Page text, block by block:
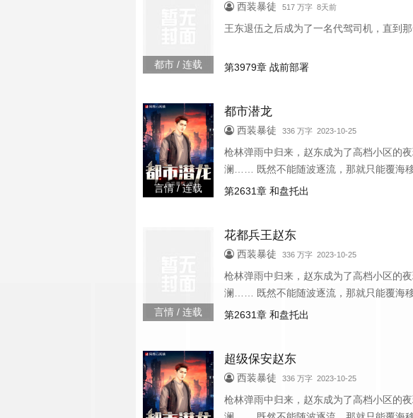
都市 / 连载
西装暴徒 517 万字 8天前
王东退伍之后成为了一名代驾司机，直到
第3979章 战前部署
言情 / 连载
都市潜龙
西装暴徒 336 万字 2023-10-25
枪林弹雨中归来，赵东成为了高档小区的
澜…… 既然不能随波逐流，那就只能覆海
第2631章 和盘托出
言情 / 连载
花都兵王赵东
西装暴徒 336 万字 2023-10-25
枪林弹雨中归来，赵东成为了高档小区的
澜…… 既然不能随波逐流，那就只能覆海
第2631章 和盘托出
超级保安赵东
西装暴徒 336 万字 2023-10-25
枪林弹雨中归来，赵东成为了高档小区的